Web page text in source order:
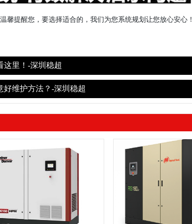
馨提醒您，要选择适合的，我们为您系统规划让您放心安心！
这里！-深圳稳超
维护方法？-深圳稳超